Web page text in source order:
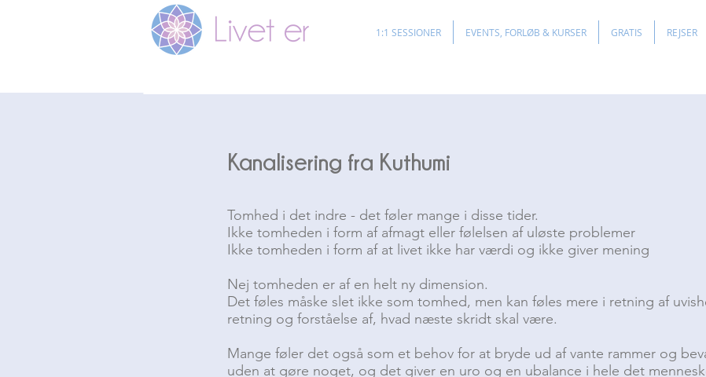
1:1 SESSIONER EVENTS, FORLØB & KURSER GRATIS REJSER
Kanalisering fra Kuthumi
Tomhed i det indre - det føler mange i disse tider.
Ikke tomheden i form af afmagt eller følelsen af uløste problemer
Ikke tomheden i form af at livet ikke har værdi og ikke giver mening
Nej tomheden er af en helt ny dimension.
Det føles måske slet ikke som tomhed, men kan føles mere i retning af
retning og forståelse af, hvad næste skridt skal være.
Mange føler det også som et behov for at bryde ud af vante rammer og
uden at gøre noget, og det giver en uro og en ubalance i hele det